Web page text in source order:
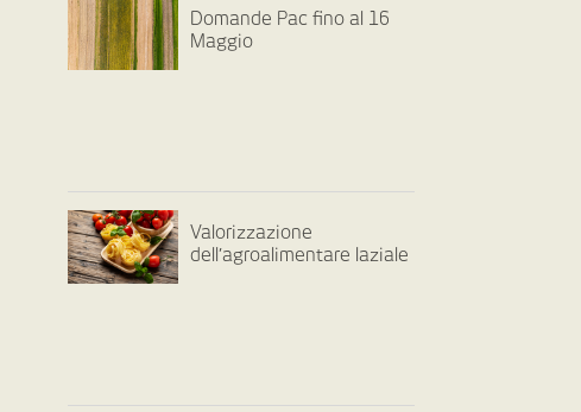
Domande Pac fino al 16
Maggio
Valorizzazione
dell’agroalimentare laziale